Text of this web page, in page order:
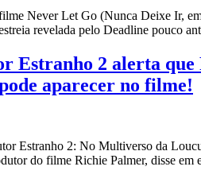
Never Let Go (Nunca Deixe Ir,
revelada pelo Deadline pouco
Estranho 2 alerta que
aparecer no filme!
Estranho 2: No Multiverso da
do filme Richie Palmer, disse